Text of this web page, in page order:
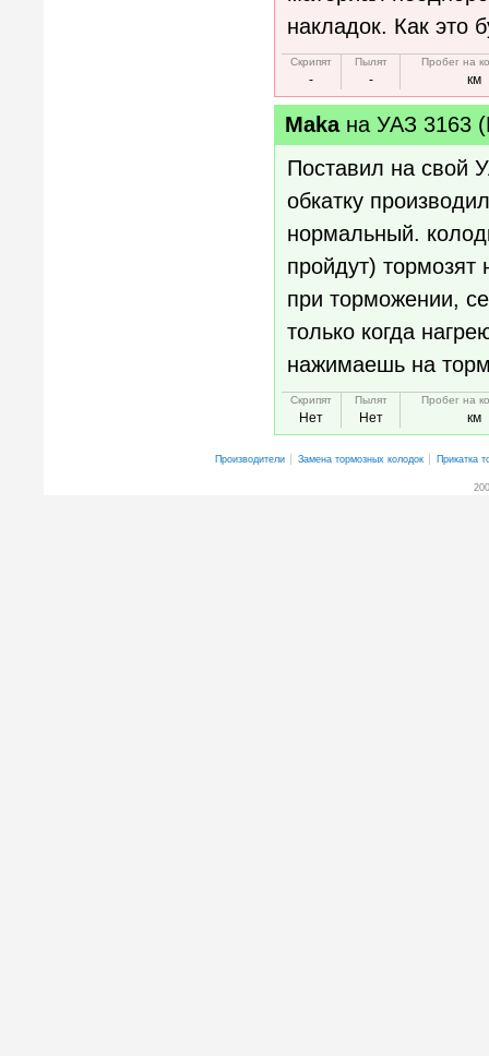
накладок. Как это
Скрипят
-
Пылят
-
Пробег на
км
Makaна УАЗ 3163
Поставил на свой
обкатку
нормальный.
пройдут)
при торможении,
только когда
нажимаешь на
Скрипят
Нет
Пылят
Нет
Пробег на
км
Производители Замена тормозных колодок Прикатка